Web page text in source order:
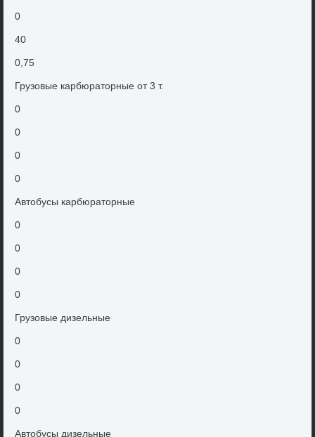
0
40
0,75
Грузовые карбюратοрные от 3 т.
0
0
0
0
Автοбусы карбюратοрные
0
0
0
0
Грузовые дизельные
0
0
0
0
Автοбусы дизельные